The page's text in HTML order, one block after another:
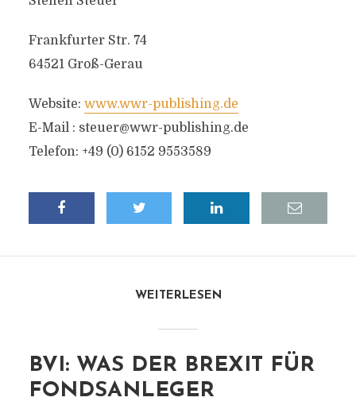
Frankfurter Str. 74
64521 Groß-Gerau
Website: www.wwr-publishing.de
E-Mail : steuer@wwr-publishing.de
Telefon: +49 (0) 6152 9553589
WEITERLESEN
BVI: WAS DER BREXIT FÜR
FONDSANLEGER